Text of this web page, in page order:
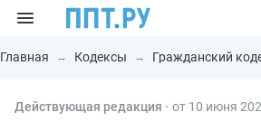
Главная Кодексы Гражданский
Действующая редакция ⸱ от 10 июня